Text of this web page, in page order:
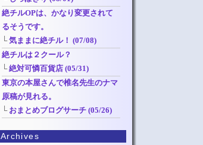
絶チルOPは、かなり変更されて
るそうです。
└気ままに絶チル！ (07/08)
絶チルは２クール？
└絶対可憐百貨店 (05/31)
東京の本屋さんで椎名先生のナマ
原稿が見れる。
└ おまとめブログサーチ (05/26)
Archives